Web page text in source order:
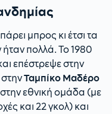
μπρος κι έτσι τα
ήταν πολλά. Το 1980
επέστρεψε στην
Ταμπίκο Μαδέρο
εθνική ομάδα (με
και 22 γκολ) και